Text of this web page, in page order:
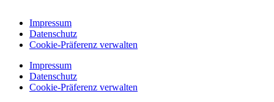
Impressum
Datenschutz
Cookie-Präferenz verwalten
Impressum
Datenschutz
Cookie-Präferenz verwalten